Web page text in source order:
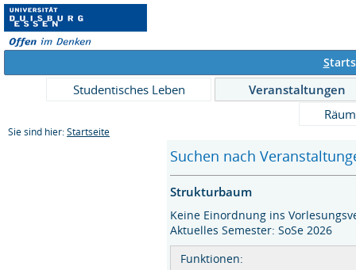
S
Studentisches Leben
Veranstaltungen
Sie sind hier: Startseite
Suchen nach
Strukturbaum
Keine Einordnung ins
Aktuelles Semester: SoSe 2026
Funktionen: